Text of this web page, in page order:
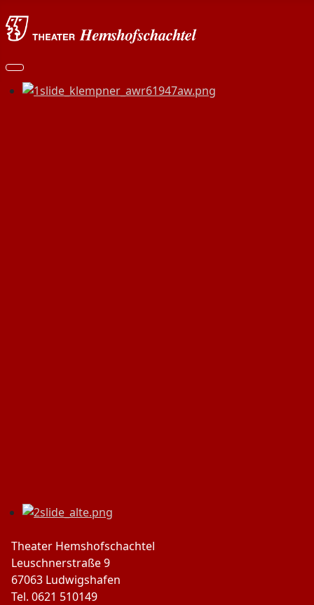
Theater Hemshofschachtel
Leuschnerstraße 9
67063 Ludwigshafen
Tel. 0621 510149